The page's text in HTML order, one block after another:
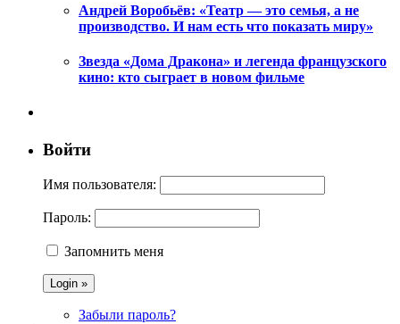
Андрей Воробьёв: «Театр — это семья, а не
производство. И нам есть что показать миру»
Звезда «Дома Дракона» и легенда французского
кино: кто сыграет в новом фильме
Войти
Имя пользователя:
Пароль:
Запомнить меня
Забыли пароль?